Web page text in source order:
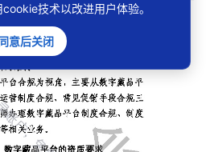
技术以改进用户体验。
意后关闭